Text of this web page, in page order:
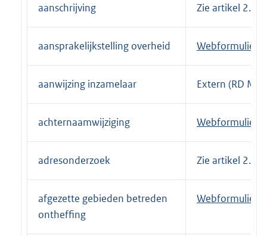
aanschrijving Zie artikel 2.3
aansprakelijkstelling overheid
E
x
t
n
e
l
k
Webformulier
aanwijzing inzamelaar Extern (RD
achternaamwijziging
E
x
t
n
Webformulier
adresonderzoek Zie artikel 2.3
afgezette gebieden betreden
ontheffing
E
t
Webformulier